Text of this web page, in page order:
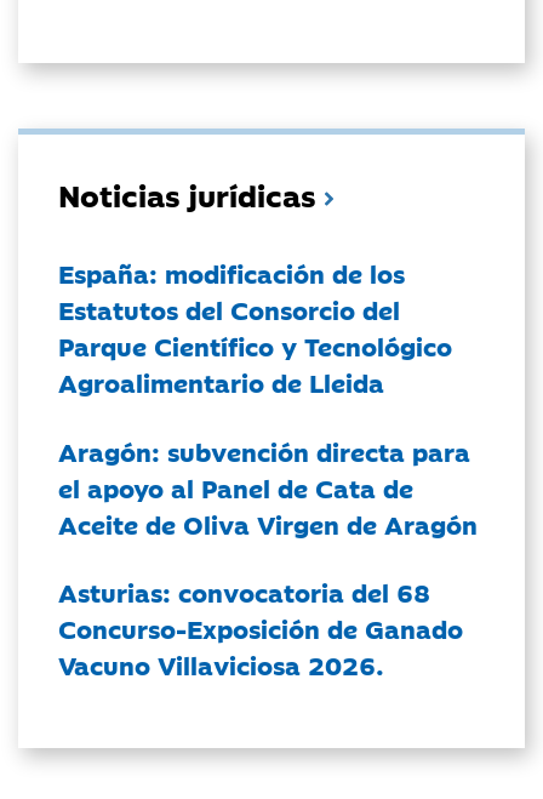
Noticias jurídicas
España: modificación de los
Estatutos del Consorcio del
Parque Científico y Tecnológico
Agroalimentario de Lleida
Aragón: subvención directa para
el apoyo al Panel de Cata de
Aceite de Oliva Virgen de Aragón
Asturias: convocatoria del 68
Concurso-Exposición de Ganado
Vacuno Villaviciosa 2026.